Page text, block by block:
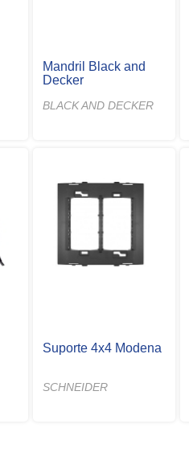
Mandril Black and
Decker
BLACK AND DECKER
Suporte 4x4 Modena
SCHNEIDER